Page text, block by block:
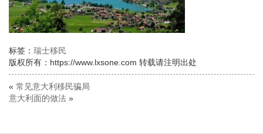
标签： 瑞士移民
版权所有：https://www.lxsone.com 转载请注明出处
« 常见意大利移民骗局
意大利面的做法 »